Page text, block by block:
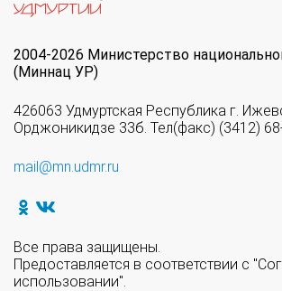
2004-2026 Министерство
(Миннац УР)
426063 Удмуртская Республика г.
Орджоникидзе 33б. Тел(факс) (3412)
mail@mn.udmr.ru
Все права защищены.
Предоставляется в соответствии с
использовании".